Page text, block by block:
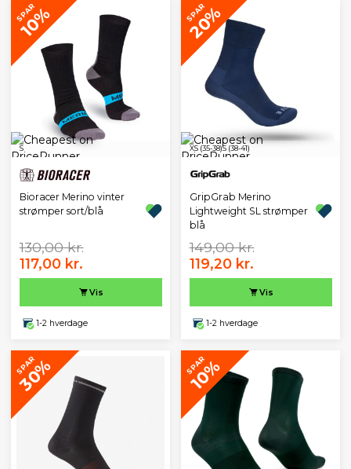
SPAR
10%
S
Bioracer Merino vinter
strømper sort/blå
130,00 kr.
117,00 kr.
Vis
1-2 hverdage
SPAR
20%
XS (35-38)S (38-41)
GripGrab Merino
Lightweight SL strømper
blå
149,00 kr.
119,20 kr.
Vis
1-2 hverdage
SPAR
30% SPAR
10%